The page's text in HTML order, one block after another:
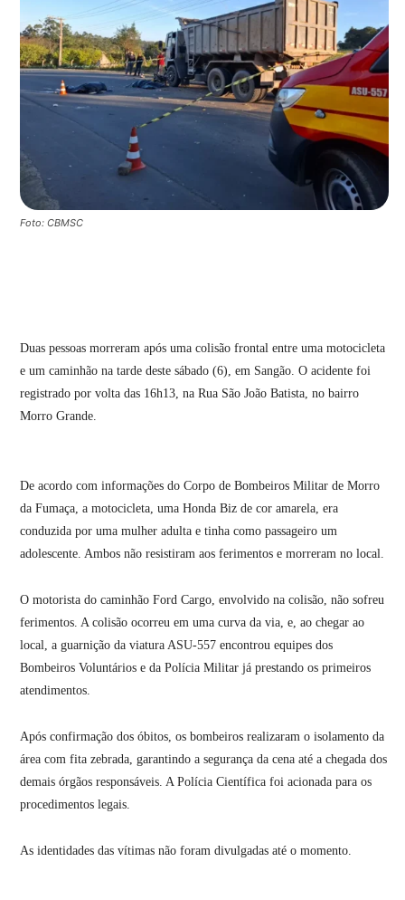
Foto: CBMSC
Duas pessoas morreram após uma colisão frontal entre uma motocicleta
e um caminhão na tarde deste sábado (6), em Sangão. O acidente foi
registrado por volta das 16h13, na Rua São João Batista, no bairro
Morro Grande.
De acordo com informações do Corpo de Bombeiros Militar de Morro
da Fumaça, a motocicleta, uma Honda Biz de cor amarela, era
conduzida por uma mulher adulta e tinha como passageiro um
adolescente. Ambos não resistiram aos ferimentos e morreram no local.
O motorista do caminhão Ford Cargo, envolvido na colisão, não sofreu
ferimentos. A colisão ocorreu em uma curva da via, e, ao chegar ao
local, a guarnição da viatura ASU-557 encontrou equipes dos
Bombeiros Voluntários e da Polícia Militar já prestando os primeiros
atendimentos.
Após confirmação dos óbitos, os bombeiros realizaram o isolamento da
área com fita zebrada, garantindo a segurança da cena até a chegada dos
demais órgãos responsáveis. A Polícia Científica foi acionada para os
procedimentos legais.
As identidades das vítimas não foram divulgadas até o momento.